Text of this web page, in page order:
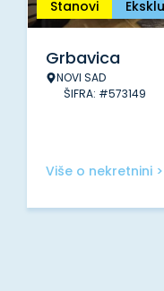
Stanovi
Grbavica
NOVI SAD
ŠIFRA: #573149
Više o nekretnini >